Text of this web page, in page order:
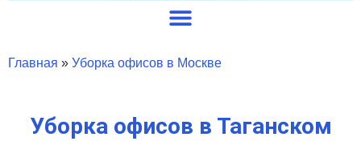
Главная » Уборка офисов в Москве
Уборка офисов в Таганском